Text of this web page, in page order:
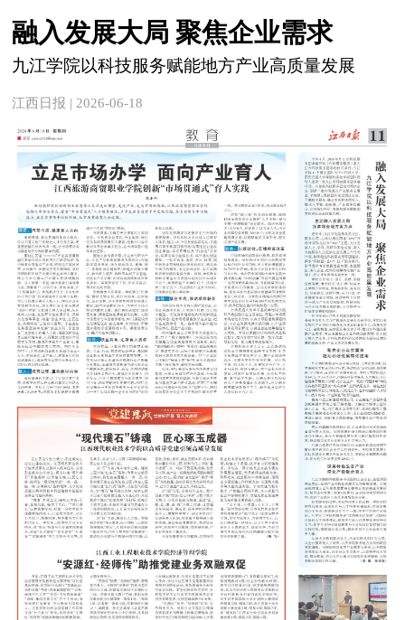
融入发展大局 聚焦企业需求
九江学院以科技服务赋能地方产业高质量发展
江西日报 | 2026-06-18